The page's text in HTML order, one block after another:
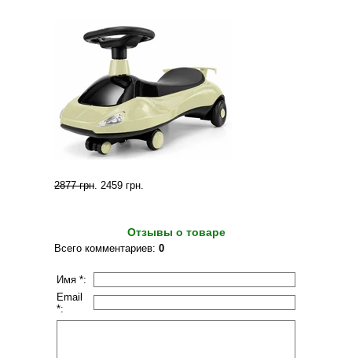
2877 грн. 2459 грн.
Отзывы о товаре
Всего комментариев: 0
Имя *:
Email
*: